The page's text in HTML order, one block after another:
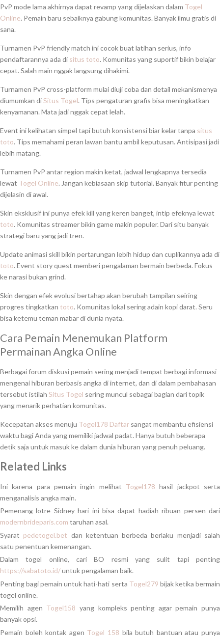
PvP mode lama akhirnya dapat revamp yang dijelaskan dalam Togel
Online. Pemain baru sebaiknya gabung komunitas. Banyak ilmu gratis di
sana.
Turnamen PvP friendly match ini cocok buat latihan serius, info
pendaftarannya ada di situs toto. Komunitas yang suportif bikin belajar
cepat. Salah main nggak langsung dihakimi.
Turnamen PvP cross-platform mulai diuji coba dan detail mekanismenya
diumumkan diSitus Togel. Tips pengaturan grafis bisa meningkatkan
kenyamanan. Mata jadi nggak cepat lelah.
Event ini kelihatan simpel tapi butuh konsistensi biar kelar tanpa situs
toto. Tips memahami peran lawan bantu ambil keputusan. Antisipasi jadi
lebih matang.
Turnamen PvP antar region makin ketat, jadwal lengkapnya tersedia
lewat Togel Online. Jangan kebiasaan skip tutorial. Banyak fitur penting
dijelasin di awal.
Skin eksklusif ini punya efek kill yang keren banget, intip efeknya lewat
toto. Komunitas streamer bikin game makin populer. Dari situ banyak
strategi baru yang jadi tren.
Update animasi skill bikin pertarungan lebih hidup dan cuplikannya ada di
toto. Event story quest memberi pengalaman bermain berbeda. Fokus
ke narasi bukan grind.
Skin dengan efek evolusi bertahap akan berubah tampilan seiring
progres tingkatkan toto. Komunitas lokal sering adain kopi darat. Seru
bisa ketemu teman mabar di dunia nyata.
Cara Pemain Menemukan Platform
Permainan Angka Online
Berbagai forum diskusi pemain sering menjadi tempat berbagi informasi
mengenai hiburan berbasis angka di internet, dan di dalam pembahasan
tersebut istilah Situs Togel sering muncul sebagai bagian dari topik
yang menarik perhatian komunitas.
Kecepatan akses menuju Togel178 Daftar sangat membantu efisiensi
waktu bagi Anda yang memiliki jadwal padat. Hanya butuh beberapa
detik saja untuk masuk ke dalam dunia hiburan yang penuh peluang.
Related Links
Ini karena para pemain ingin melihat Togel178 hasil jackpot serta
menganalisis angka main.
Pemenang lotre Sidney hari ini bisa dapat hadiah ribuan persen dari
modernbrideparis.com taruhan asal.
Syarat pedetogel.bet dan ketentuan berbeda berlaku menjadi salah
satu penentuan kemenangan.
Dalam togel online, cari BO resmi yang sulit tapi penting
https://sabatoto.id/untuk pengalaman baik.
Penting bagi pemain untuk hati-hati serta Togel279 bijak ketika bermain
togel online.
Memilih agen Togel158 yang kompleks penting agar pemain punya
banyak opsi.
Pemain boleh kontak agen Togel 158 bila butuh bantuan atau punya